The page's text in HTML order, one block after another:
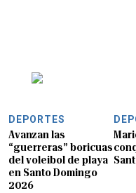
DEPORTES
Avanzan las
“guerreras” boricuas
del voleibol de playa
en Santo Domingo
2026